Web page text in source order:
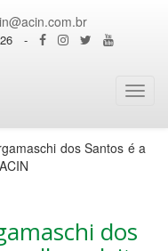
-
dos Santos é a
dos